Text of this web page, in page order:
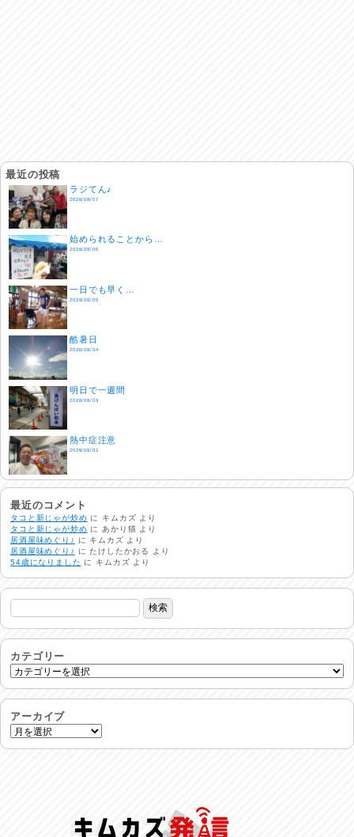
最近の投稿
ラジてん♪
2026/08/07
始められることから…
2026/08/06
一日でも早く…
2026/08/05
酷暑日
2026/08/04
明日で一週間
2026/08/03
熱中症注意
2026/08/02
非常時には…
2026/08/01
生活支援情報
2026/07/31
24時間体制
2026/07/30
命を守る行動を…
土用丑の日♪
2026/07/28
最近のコメント
タコと新じゃが炒め に キムカズ より
タコと新じゃが炒め に あかり猫 より
居酒屋味めぐり♪
に キムカズ より
居酒屋味めぐり♪
にたけしたかおる
より
54歳になりました に キムカズ より
カテゴリー
アーカイブ